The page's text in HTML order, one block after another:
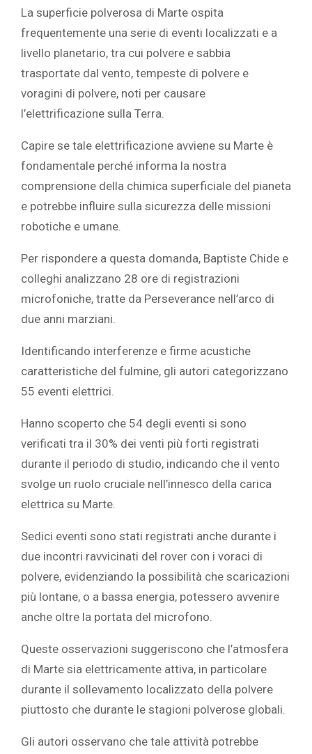
La superficie polverosa di Marte ospita
frequentemente una serie di eventi localizzati e a
livello planetario, tra cui polvere e sabbia
trasportate dal vento, tempeste di polvere e
voragini di polvere, noti per causare
l’elettrificazione sulla Terra.
Capire se tale elettrificazione avviene su Marte è
fondamentale perché informa la nostra
comprensione della chimica superficiale del pianeta
e potrebbe influire sulla sicurezza delle missioni
robotiche e umane.
Per rispondere a questa domanda, Baptiste Chide e
colleghi analizzano 28 ore di registrazioni
microfoniche, tratte da Perseverance nell’arco di
due anni marziani.
Identificando interferenze e firme acustiche
caratteristiche del fulmine, gli autori categorizzano
55 eventi elettrici.
Hanno scoperto che 54 degli eventi si sono
verificati tra il 30% dei venti più forti registrati
durante il periodo di studio, indicando che il vento
svolge un ruolo cruciale nell’innesco della carica
elettrica su Marte.
Sedici eventi sono stati registrati anche durante i
due incontri ravvicinati del rover con i voraci di
polvere, evidenziando la possibilità che scaricazioni
più lontane, o a bassa energia, potessero avvenire
anche oltre la portata del microfono.
Queste osservazioni suggeriscono che l’atmosfera
di Marte sia elettricamente attiva, in particolare
durante il sollevamento localizzato della polvere
piuttosto che durante le stagioni polverose globali.
Gli autori osservano che tale attività potrebbe